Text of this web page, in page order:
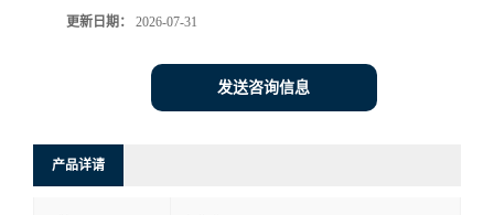
更新日期： 2026-07-31
发送咨询信息
产品详请